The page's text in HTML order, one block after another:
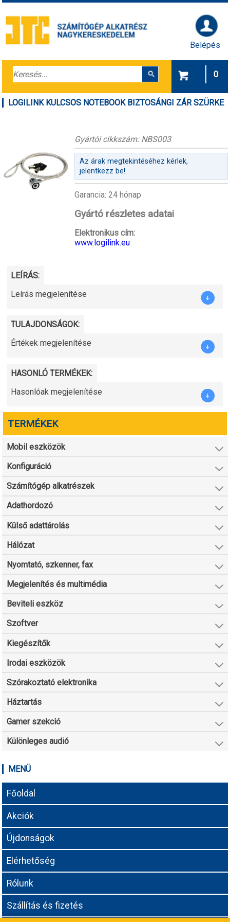
Belépés
0
LOGILINK KULCSOS NOTEBOOK BIZTOSÁNGI ZÁR SZÜRKE
Gyártói cikkszám: NBS003
Az árak megtekintéséhez kérlek,
jelentkezz be!
Garancia: 24 hónap
Gyártó részletes adatai
Elektronikus cím:
www.logilink.eu
LEÍRÁS:
Leírás megjelenítése
TULAJDONSÁGOK:
Értékek megjelenítése
HASONLÓ TERMÉKEK:
Hasonlóak megjelenítése
TERMÉKEK
Mobil eszközök
Konfiguráció
Számítógép alkatrészek
Adathordozó
Külső adattárolás
Hálózat
Nyomtató, szkenner, fax
Megjelenítés és multimédia
Beviteli eszköz
Szoftver
Kiegészítők
Irodai eszközök
Szórakoztató elektronika
Háztartás
Gamer szekció
Különleges audió
MENÜ
Főoldal
Akciók
Újdonságok
Elérhetőség
Rólunk
Szállítás és fizetés